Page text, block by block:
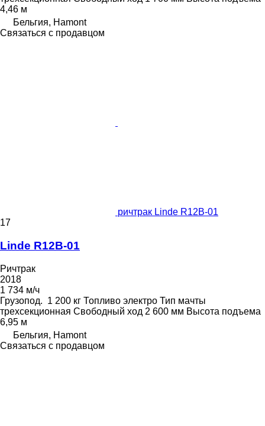
4,46 м
Бельгия, Hamont
Связаться с продавцом
ричтрак Linde R12B-01
17
Linde R12B-01
Ричтрак
2018
1 734 м/ч
Грузопод. 1 200 кг Топливо электро Тип мачты
трехсекционная Свободный ход 2 600 мм Высота подъема
6,95 м
Бельгия, Hamont
Связаться с продавцом